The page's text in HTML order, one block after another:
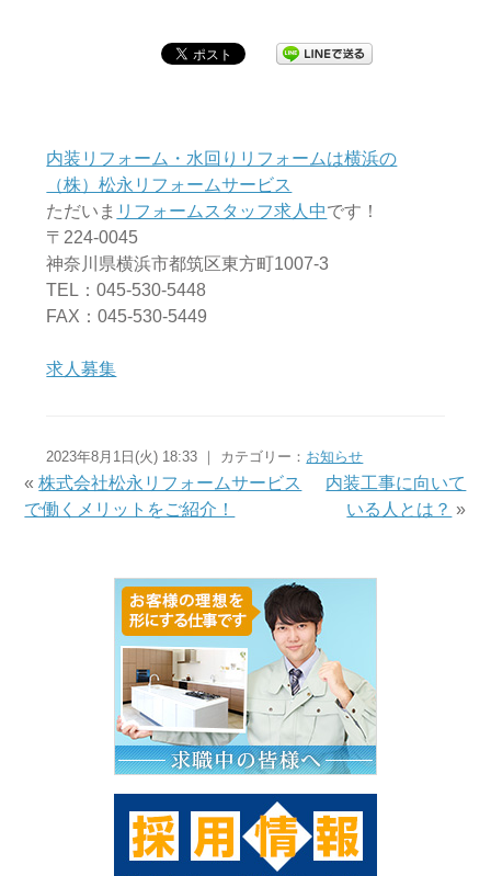
内装リフォーム・水回りリフォームは横浜の
（株）松永リフォームサービス
ただいま リフォームスタッフ求人中です！
〒224-0045
神奈川県横浜市都筑区東方町1007-3
TEL：045-530-5448
FAX：045-530-5449
求人募集
2023年8月1日(火) 18:33 ｜ カテゴリー： お知らせ
«株式会社松永リフォームサービス
で働くメリットをご紹介！
内装工事に向いて
いる人とは？ »